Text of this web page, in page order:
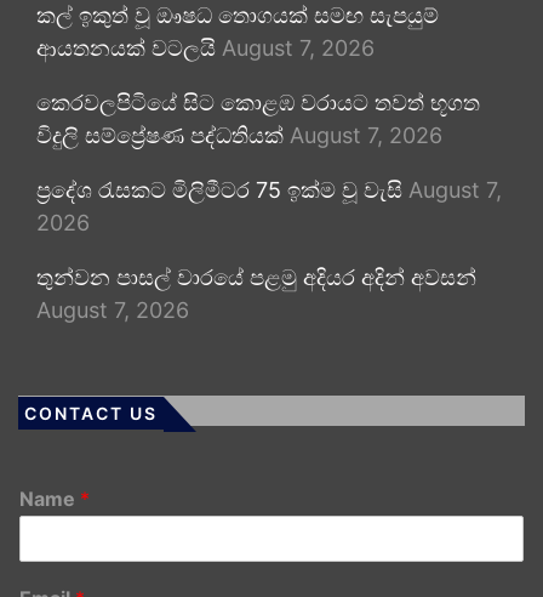
කල් ඉකුත් වූ ඖෂධ තොගයක් සමඟ සැපයුම්
ආයතනයක් වටලයි August 7, 2026
කෙරවලපිටියේ සිට කොළඹ වරායට තවත් භූගත
විදුලි සම්ප්‍රේෂණ පද්ධතියක් August 7, 2026
ප්‍රදේශ රැසකට මිලිමීටර 75 ඉක්ම වූ වැසි August 7,
2026
තුන්වන පාසල් වාරයේ පළමු අදියර අදින් අවසන්
August 7, 2026
CONTACT US
Name *